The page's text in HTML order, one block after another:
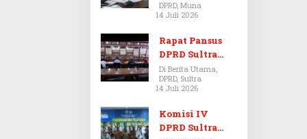
Dugaan Jual
Beli Tanah
Bermasalah di
Muna
DPRD, Muna
14 Juli 2026
Rapat Pansus
DPRD Sultra
Diskors Dua
Kali Akibat
Ketidakhadira
n Pj Sekda
Di Berita Utama,
DPRD, Sultra
14 Juli 2026
Komisi IV
DPRD Sultra